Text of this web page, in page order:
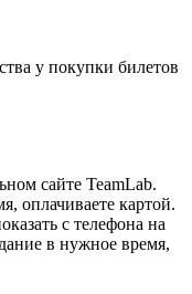
у покупки билетов
сайте TeamLab.
оплачиваете картой.
с телефона на
в нужное время,